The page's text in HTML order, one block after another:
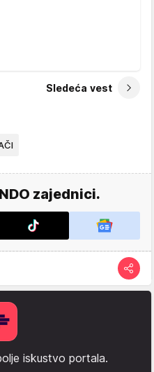
Sledeća vest
zajednici.
iskustvo portala.